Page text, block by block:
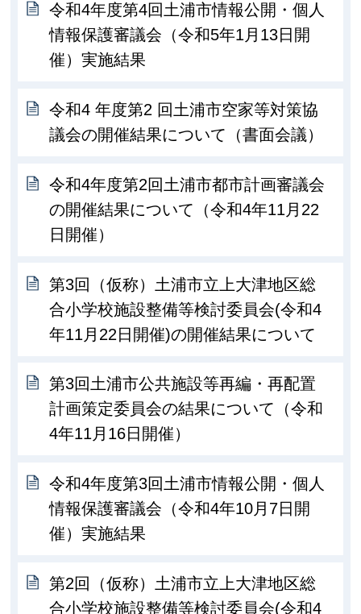
令和4年度第4回土浦市情報公開・個人
情報保護審議会（令和5年1月13日開
催）実施結果
令和4 年度第2 回土浦市空家等対策協
議会の開催結果について（書面会議）
令和4年度第2回土浦市都市計画審議会
の開催結果について（令和4年11月22
日開催）
第3回（仮称）土浦市立上大津地区総
合小学校施設整備等検討委員会(令和4
年11月22日開催)の開催結果について
第3回土浦市公共施設等再編・再配置
計画策定委員会の結果について（令和
4年11月16日開催）
令和4年度第3回土浦市情報公開・個人
情報保護審議会（令和4年10月7日開
催）実施結果
第2回（仮称）土浦市立上大津地区総
合小学校施設整備等検討委員会(令和4